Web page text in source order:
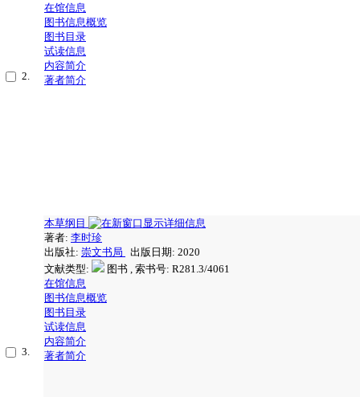
2.
在馆信息
图书信息概览
图书目录
试读信息
内容简介
著者简介
3.
本草纲目
著者: 李时珍
出版社: 崇文书局
出版日期: 2020
文献类型:
图书 , 索书号: R281.3/4061
在馆信息
图书信息概览
图书目录
试读信息
内容简介
著者简介